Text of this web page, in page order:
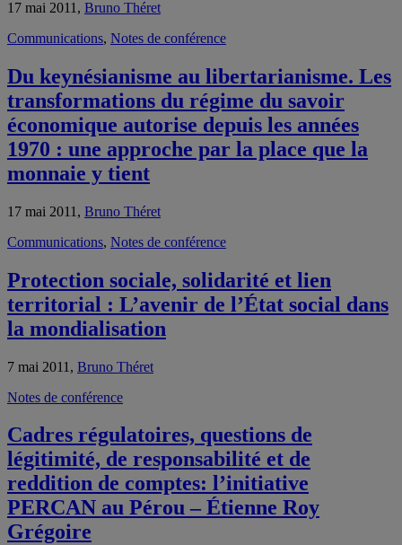
17 mai 2011, Bruno Théret
Communications, Notes de conférence
Du keynésianisme au libertarianisme. Les
transformations du régime du savoir
économique autorise depuis les années
1970 : une approche par la place que la
monnaie y tient
17 mai 2011, Bruno Théret
Communications, Notes de conférence
Protection sociale, solidarité et lien
territorial : L’avenir de l’État social dans
la mondialisation
7 mai 2011, Bruno Théret
Notes de conférence
Cadres régulatoires, questions de
légitimité, de responsabilité et de
reddition de comptes: l’initiative
PERCAN au Pérou – Étienne Roy
Grégoire